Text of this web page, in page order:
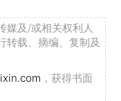
媒及/或相关权利人
转载、摘编、复制及
，获得书面